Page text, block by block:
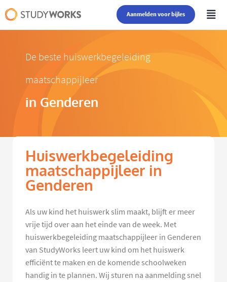
Aanmelden voor bijles
De beste huiswerkbegeleiding
maatschappijleer
in Genderen
Huiswerkbegeleiding
maatschappijleer in
Genderen
Als uw kind het huiswerk slim maakt, blijft er meer
vrije tijd over aan het einde van de week. Met
huiswerkbegeleiding maatschappijleer in Genderen
van StudyWorks leert uw kind om het huiswerk
efficiënt te maken en de komende schoolweken
handig in te plannen. Wij sturen na aanmelding snel